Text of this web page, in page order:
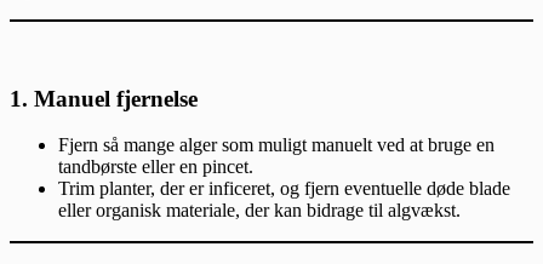
1. Manuel fjernelse
Fjern så mange alger som muligt manuelt ved at bruge en
tandbørste eller en pincet.
Trim planter, der er inficeret, og fjern eventuelle døde blade
eller organisk materiale, der kan bidrage til algvækst.